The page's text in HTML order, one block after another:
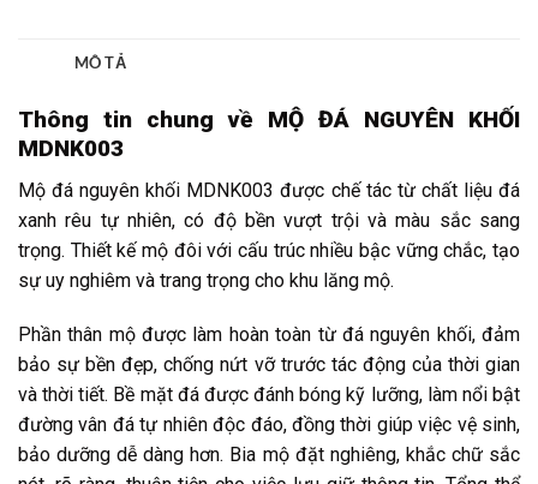
Thông tin chung về MỘ ĐÁ NGUYÊN KHỐI
MDNK003
Mộ đá nguyên khối MDNK003 được chế tác từ chất liệu đá
xanh rêu tự nhiên, có độ bền vượt trội và màu sắc sang
trọng. Thiết kế mộ đôi với cấu trúc nhiều bậc vững chắc, tạo
sự uy nghiêm và trang trọng cho khu lăng mộ.
Phần thân mộ được làm hoàn toàn từ đá nguyên khối, đảm
bảo sự bền đẹp, chống nứt vỡ trước tác động của thời gian
và thời tiết. Bề mặt đá được đánh bóng kỹ lưỡng, làm nổi bật
đường vân đá tự nhiên độc đáo, đồng thời giúp việc vệ sinh,
bảo dưỡng dễ dàng hơn. Bia mộ đặt nghiêng, khắc chữ sắc